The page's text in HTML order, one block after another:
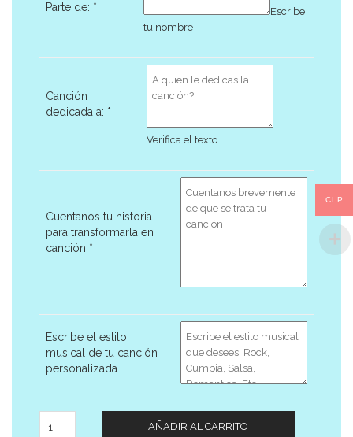
Parte de: *
Escribe
tu nombre
Canción
dedicada a: *
Verifica el texto
Cuentanos tu historia
para transformarla en
canción *
Escribe el estilo
musical de tu canción
personalizada
AÑADIR AL CARRITO
CLP